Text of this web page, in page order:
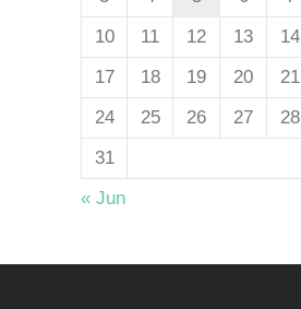
10
11 12 13 14
17
18 19 20 21
24
25 26 27 28
31
« Jun